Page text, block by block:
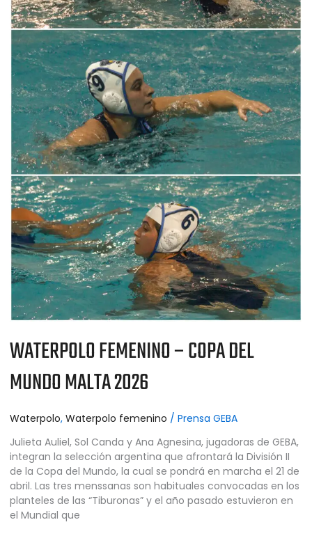
WATERPOLO FEMENINO – COPA DEL
MUNDO MALTA 2026
Waterpolo, Waterpolo femenino / Prensa GEBA
Julieta Auliel, Sol Canda y Ana Agnesina, jugadoras de GEBA,
integran la selección argentina que afrontará la División II
de la Copa del Mundo, la cual se pondrá en marcha el 21 de
abril. Las tres menssanas son habituales convocadas en los
planteles de las “Tiburonas” y el año pasado estuvieron en
el Mundial que